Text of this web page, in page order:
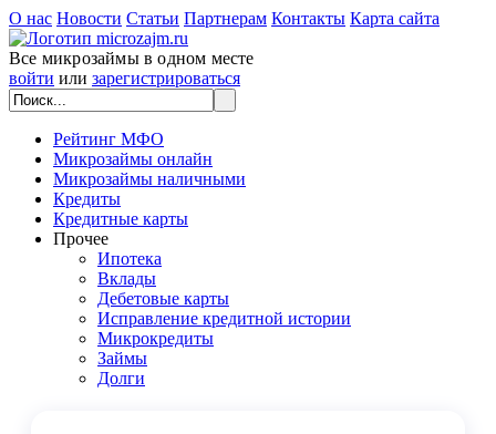
О нас Новости Статьи Партнерам Контакты Карта сайта
Все микрозаймы в одном месте
войти или зарегистрироваться
Рейтинг МФО
Микрозаймы онлайн
Микрозаймы наличными
Кредиты
Кредитные карты
Прочее
Ипотека
Вклады
Дебетовые карты
Исправление кредитной истории
Микрокредиты
Займы
Долги